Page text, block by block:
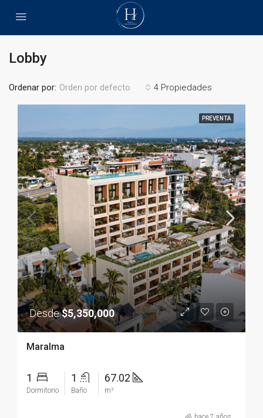
Lobby
4 Propiedades
Ordenar por: Orden por defecto
PREVENTA
Desde$5,350,000
Maralma
1
Dormitorio
1
Baño
67.02
m²